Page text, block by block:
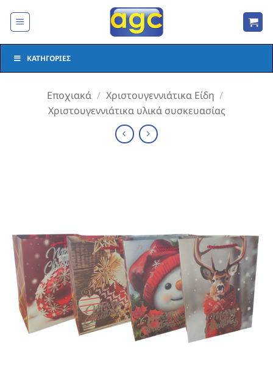
στο
ΚΑΤΗΓΟΡΊΕΣ
Εποχιακά / Χριστουγεννιάτικα Είδη /
Χριστουγεννιάτικα υλικά συσκευασίας